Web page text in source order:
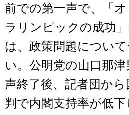
前での第一声で、「
ラリンピックの成功
は、政策問題につい
い。公明党の山口那
声終了後、記者団か
判で内閣支持率が低